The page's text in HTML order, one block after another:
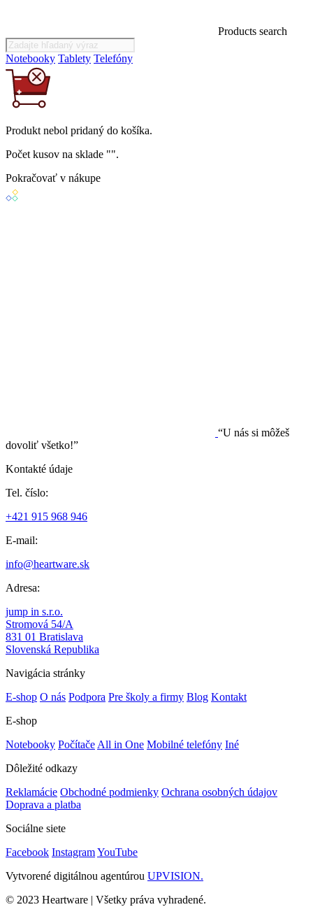
Products search
Notebooky Tablety Telefóny
Produkt nebol pridaný do košíka.
Počet kusov na sklade "".
Pokračovať v nákupe
“U nás si môžeš
dovoliť všetko!”
Kontakté údaje
Tel. číslo:
+421 915 968 946
E-mail:
info@heartware.sk
Adresa:
jump in s.r.o.
Stromová 54/A
831 01 Bratislava
Slovenská Republika
Navigácia stránky
E-shop O nás Podpora Pre školy a firmy Blog Kontakt
E-shop
Notebooky Počítače All in One Mobilné telefóny Iné
Dôležité odkazy
Reklamácie Obchodné podmienky Ochrana osobných údajov
Doprava a platba
Sociálne siete
Facebook InstagramYouTube
Vytvorené digitálnou agentúrou UPVISION.
© 2023 Heartware | Všetky práva vyhradené.